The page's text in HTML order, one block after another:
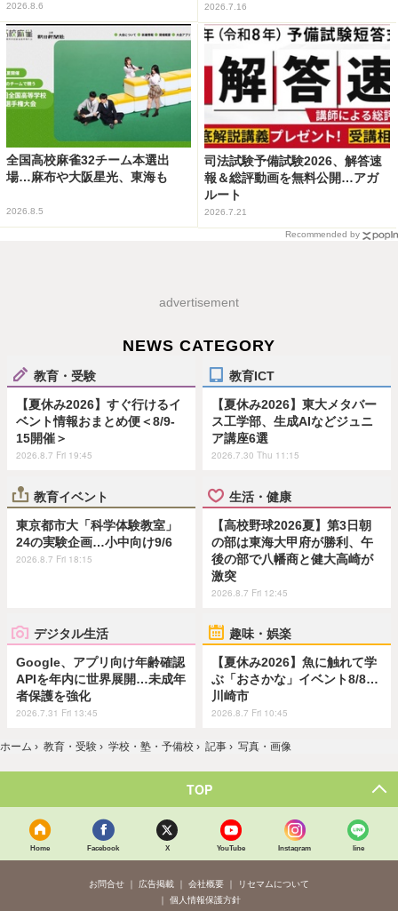
2026.8.6 2026.7.16
全国高校麻雀32チーム本選出
場…麻布や大阪星光、東海も
2026.8.5
司法試験予備試験2026、解答速
報＆総評動画を無料公開…アガ
ルート
2026.7.21
Recommended by
advertisement
NEWS CATEGORY
教育・受験
【夏休み2026】すぐ行けるイ
ベント情報おまとめ便＜8/9-
15開催＞
2026.8.7 Fri 19:45
教育ICT
【夏休み2026】東大メタバー
ス工学部、生成AIなどジュニ
ア講座6選
2026.7.30 Thu 11:15
教育イベント
東京都市大「科学体験教室」
24の実験企画…小中向け9/6
2026.8.7 Fri 18:15
生活・健康
【高校野球2026夏】第3日朝
の部は東海大甲府が勝利、午
後の部で八幡商と健大高崎が
激突
2026.8.7 Fri 12:45
デジタル生活
Google、アプリ向け年齢確認
APIを年内に世界展開…未成年
者保護を強化
2026.7.31 Fri 13:45
趣味・娯楽
【夏休み2026】魚に触れて学
ぶ「おさかな」イベント8/8…
川崎市
2026.8.7 Fri 10:45
ホーム › 教育・受験 › 学校・塾・予備校 › 記事 › 写真・画像
TOP
Home Facebook X YouTube Instagram line
お問合せ 広告掲載 会社概要
リセマムについて
個人情報保護方針